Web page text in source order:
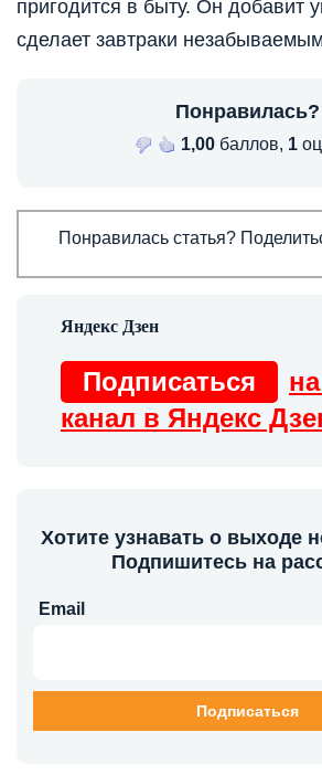
пригодится в быту. Он добавит
сделает завтраки
Понравилась?
1,00 баллов, 1
Понравилась статья?
Подписаться
канал в Яндекс
Хотите узнавать о выходе
Подпишитесь на
Email